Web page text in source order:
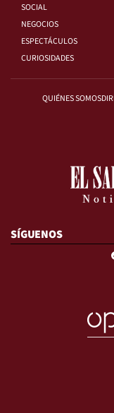
SOCIAL
NEGOCIOS
ESPECTÁCULOS
CURIOSIDADES
QUIÉNES SOMOS
SÍGUENOS